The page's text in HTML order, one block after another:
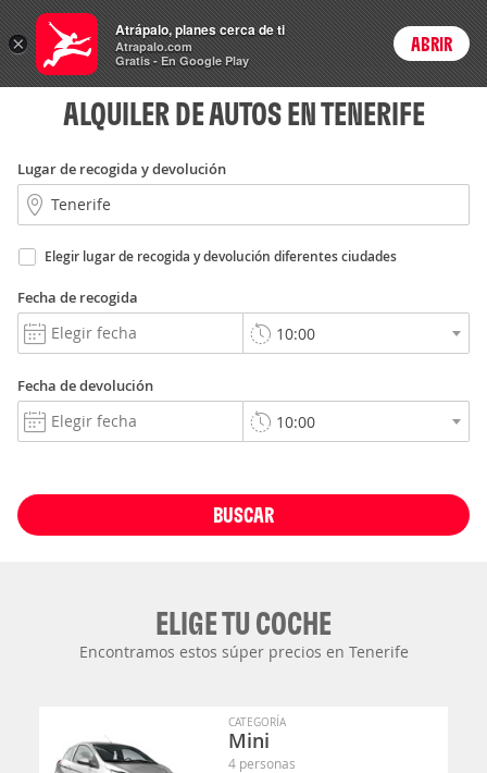
Rent
a Car Login
ALQUILER DE AUTOS EN TENERIFE
Lugar de recogida y devolución
Elegir lugar de recogida y devolución diferentes ciudades
Fecha de recogida
Fecha de devolución
BUSCAR
ELIGE TU COCHE
Encontramos estos súper precios en Tenerife
CATEGORÍA
Mini
4 personas
×
Atrápalo, planes cerca de ti
Atrapalo.com
Gratis - En Google Play
ABRIR